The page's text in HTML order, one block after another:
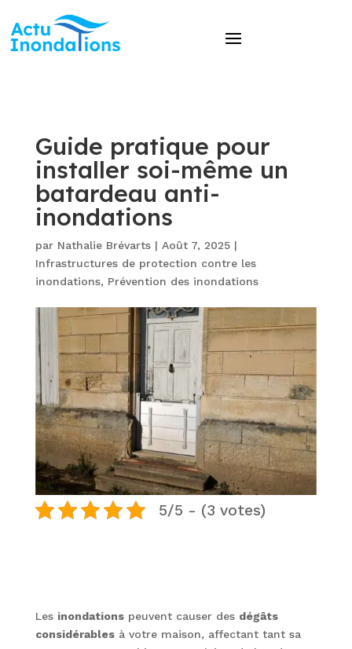
Guide pratique pour
installer soi-même un
batardeau anti-
inondations
par Nathalie Brévarts| Août 7, 2025|
Infrastructures de protection contre les
inondations, Prévention des inondations
5/5 - (3 votes)
Les inondationspeuvent causer des dégâts
considérablesà votre maison, affectant tant sa